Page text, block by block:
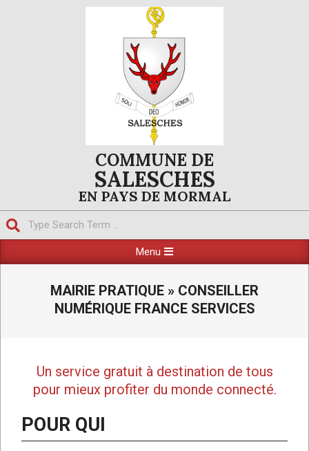
COMMUNE DE
SALESCHES
EN PAYS DE MORMAL
Navigation
Menu
MAIRIE PRATIQUE » CONSEILLER
NUMÉRIQUE FRANCE SERVICES
Un service gratuit à destination de tous
pour mieux profiter du monde connecté.
POUR QUI